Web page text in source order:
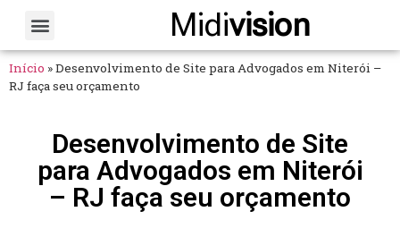
Midivision
Início »Desenvolvimento de Site para Advogados em Niterói –
RJ faça seu orçamento
Desenvolvimento de Site
para Advogados em Niterói
– RJ faça seu orçamento